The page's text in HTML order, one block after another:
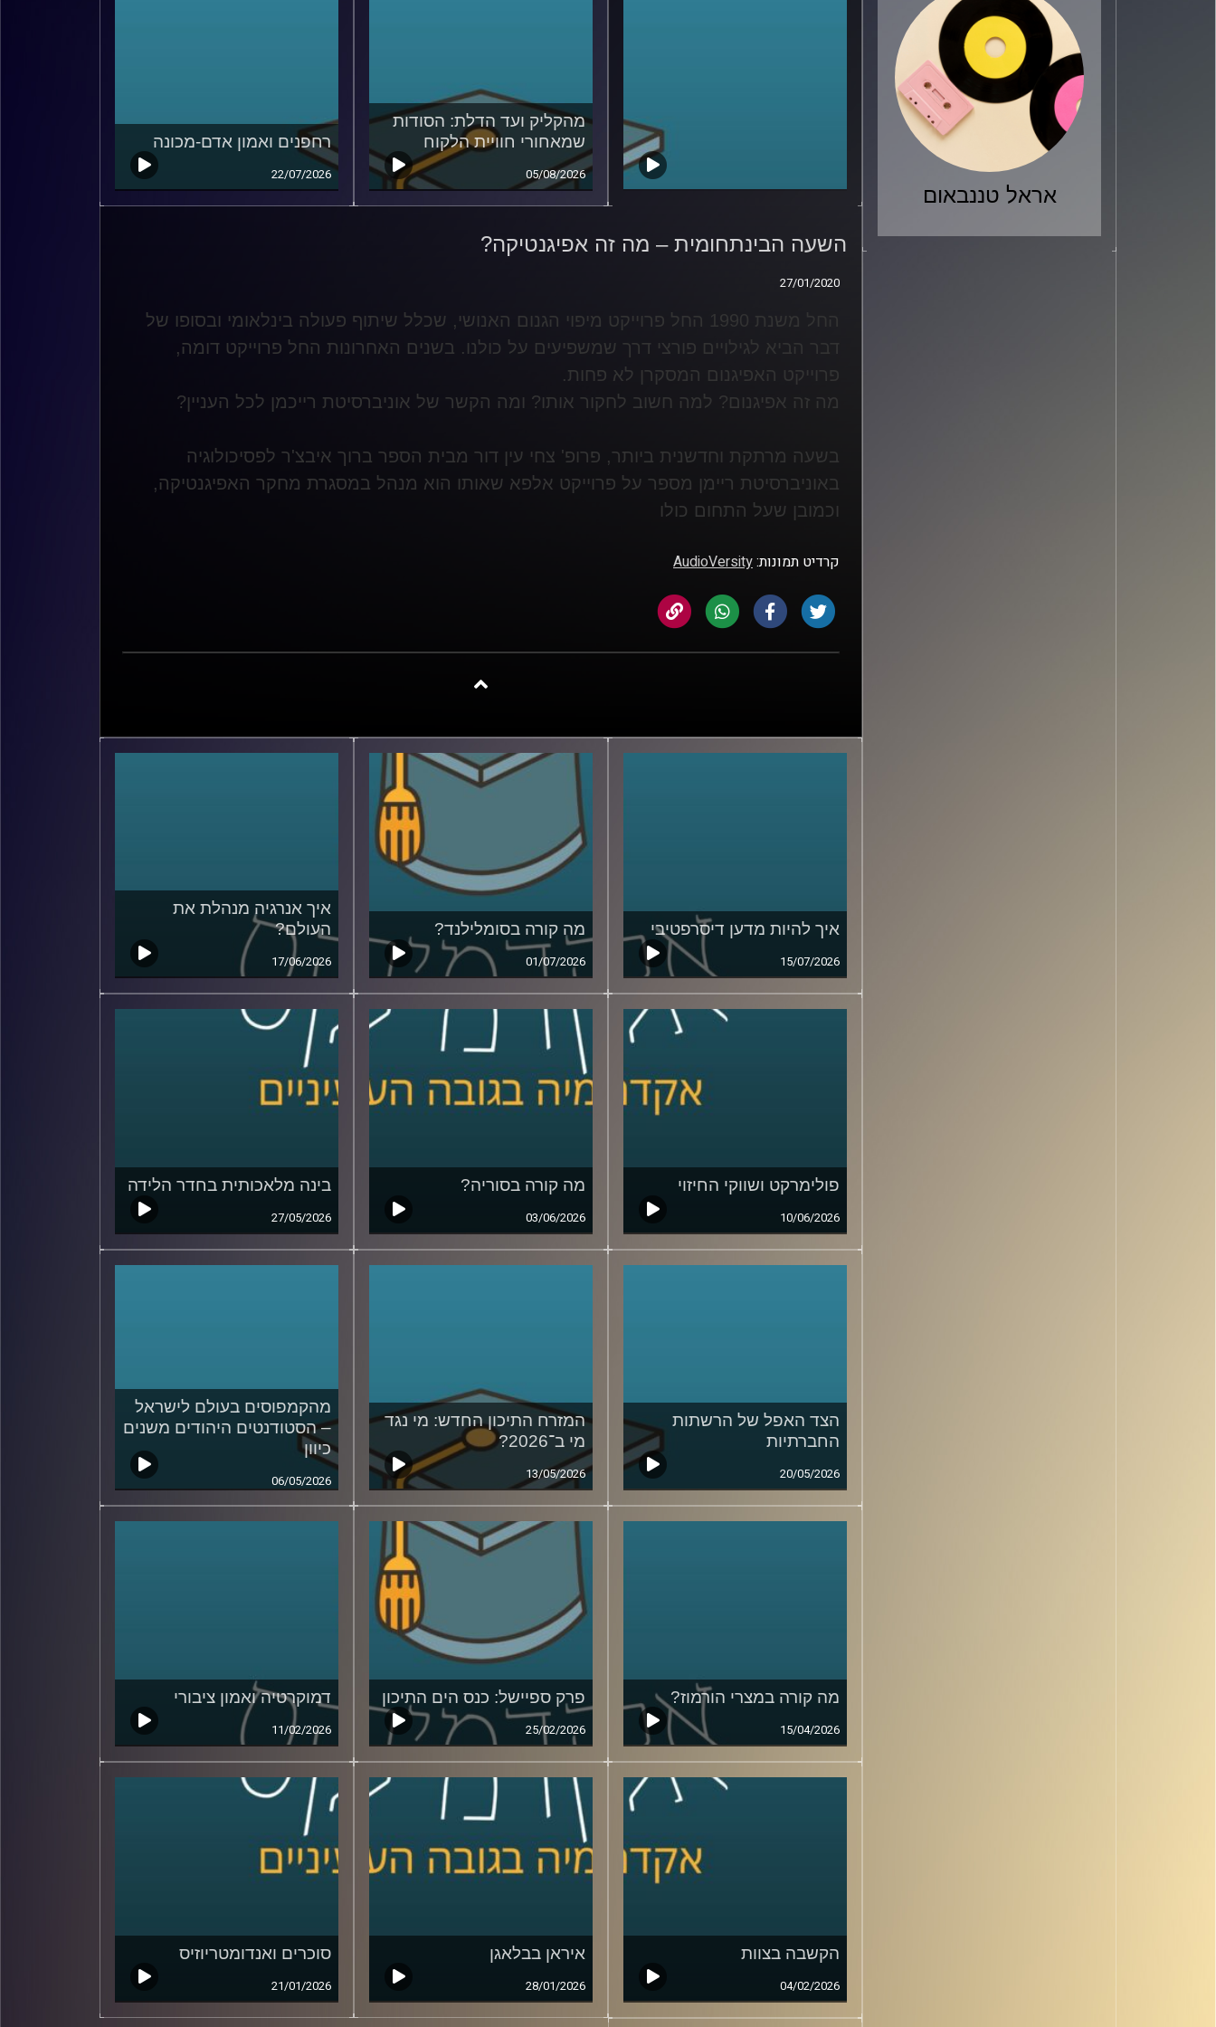
אראל טננבאום
מהקליק ועד הדלת: הסודות
שמאחורי חוויית הלקוח
05/08/2026
רחפנים ואמון אדם-מכונה
22/07/2026
השעה הבינתחומית – מה זה אפיגנטיקה?
27/01/2020
החל משנת 1990 החל פרוייקט מיפוי הגנום האנושי, שכלל שיתוף פעולה בינלאומי ובסופו של
דבר הביא לגילויים פורצי דרך שמשפיעים על כולנו. בשנים האחרונות החל פרוייקט דומה,
פרוייקט האפיגנום המסקרן לא פחות.
מה זה אפיגנום? למה חשוב לחקור אותו? ומה הקשר של אוניברסיטת רייכמן לכל העניין?
בשעה מרתקת וחדשנית ביותר, פרופ' צחי עין דור מבית הספר ברוך איבצ'ר לפסיכולוגיה
באוניברסיטת ריימן מספר על פרוייקט אלפא שאותו הוא מנהל במסגרת מחקר האפיגנטיקה,
וכמובן שעל התחום כולו
קרדיט תמונות:AudioVersity
איך להיות מדען דיסרפטיבי
15/07/2026
מה קורה בסומלילנד?
01/07/2026
איך אנרגיה מנהלת את
העולם?
17/06/2026
פולימרקט ושווקי החיזוי
10/06/2026
מה קורה בסוריה?
03/06/2026
בינה מלאכותית בחדר הלידה
27/05/2026
הצד האפל של הרשתות
החברתיות
20/05/2026
המזרח התיכון החדש: מי נגד
מי ב־2026?
13/05/2026
מהקמפוסים בעולם לישראל
– הסטודנטים היהודים משנים
כיוון
06/05/2026
מה קורה במצרי הורמוז?
15/04/2026
פרק ספיישל: כנס הים התיכון
25/02/2026
דמוקרטיה ואמון ציבורי
11/02/2026
הקשבה בצוות
04/02/2026
איראן בבלאגן
28/01/2026
סוכרים ואנדומטריוזיס
21/01/2026